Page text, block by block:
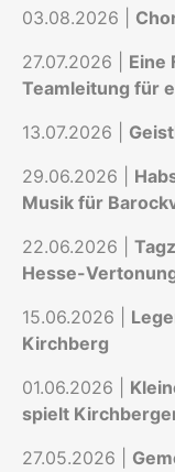
03.08.2026 |
27.07.2026 | Eine
Teamleitung für
13.07.2026 |
29.06.2026 |
Musik für
22.06.2026 |
Hesse-
15.06.2026 |
Kirchberg
01.06.2026 |
spielt
27.05.2026 |